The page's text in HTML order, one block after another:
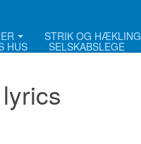
STRIK OG HÆKLING
HUS SELSKABSLEGE